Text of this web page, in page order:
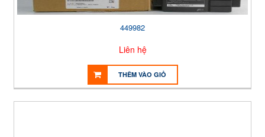
449982
Liên hệ
THÊM VÀO GIỎ